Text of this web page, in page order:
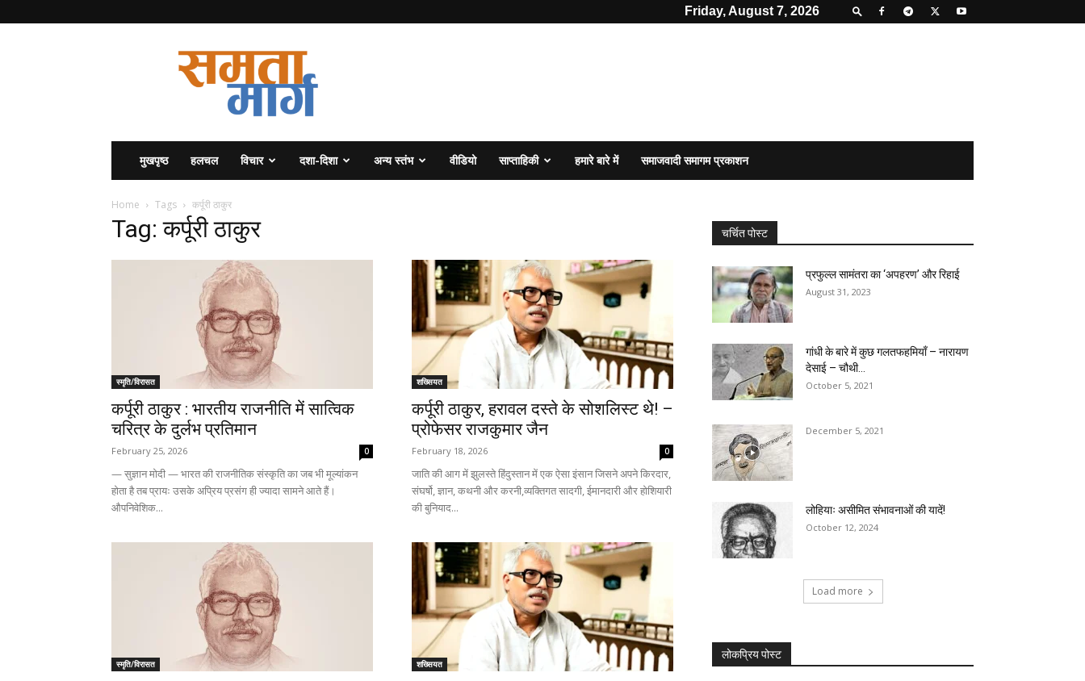
Friday, August 7, 2026
मुखपृष्ठ हलचल विचार दशा-दिशा अन्य स्तंभ वीडियो साप्ताहिकी हमारे बारे में समाजवादी समागम प्रकाशन
Home Tags कर्पूरी ठाकुर
Tag: कर्पूरी ठाकुर
स्मृति/विरासत
कर्पूरी ठाकुर : भारतीय राजनीति में सात्विक
चरित्र के दुर्लभ प्रतिमान
February 25, 2026 0
— सुज्ञान मोदी — भारत की राजनीतिक संस्कृति का जब भी मूल्यांकन
होता है तब प्रायः उसके अप्रिय प्रसंग ही ज्यादा सामने आते हैं।
औपनिवेशिक...
शख्सियत
कर्पूरी ठाकुर, हरावल दस्ते के सोशलिस्ट थे! –
प्रोफेसर राजकुमार जैन
February 18, 2026 0
जाति की आग में झुलस्ते हिंदुस्तान में एक ऐसा इंसान जिसने अपने किरदार,
संघर्षो, ज्ञान, कथनी और करनी,व्यक्तिगत सादगी, ईमानदारी और होशियारी
की बुनियाद...
स्मृति/विरासत शख्सियत
चर्चित पोस्ट
प्रफुल्ल सामंतरा का ‘अपहरण’ और रिहाई
August 31, 2023
गांधी के बारे में कुछ गलतफहमियाँ – नारायण
देसाई – चौथी...
October 5, 2021
December 5, 2021
लोहियाः असीमित संभावनाओं की यादें!
October 12, 2024
Load more
लोकप्रिय पोस्ट